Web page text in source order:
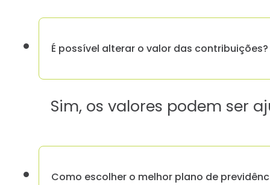
É possível alterar o valor das contribuições?
Sim, os valores podem ser
Como escolher o melhor plano de